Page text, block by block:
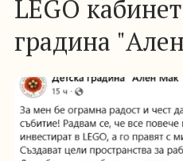
LЕGO
градина